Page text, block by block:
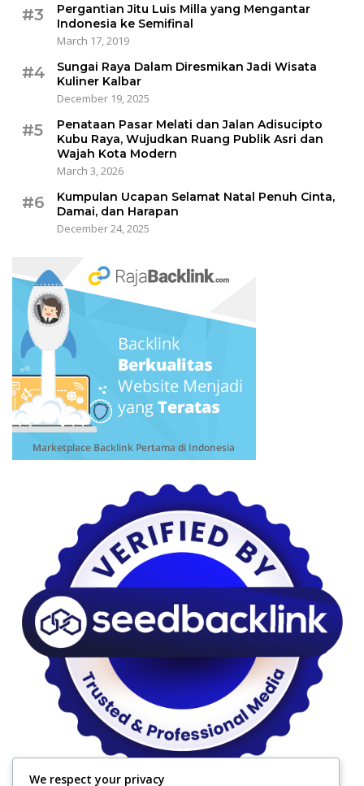
#3
Pergantian Jitu Luis Milla yang Mengantar
Indonesia ke Semifinal
March 17, 2019
#4
Sungai Raya Dalam Diresmikan Jadi Wisata
Kuliner Kalbar
December 19, 2025
#5
Penataan Pasar Melati dan Jalan Adisucipto
Kubu Raya, Wujudkan Ruang Publik Asri dan
Wajah Kota Modern
March 3, 2026
#6
Kumpulan Ucapan Selamat Natal Penuh Cinta,
Damai, dan Harapan
December 24, 2025
We respect your privacy